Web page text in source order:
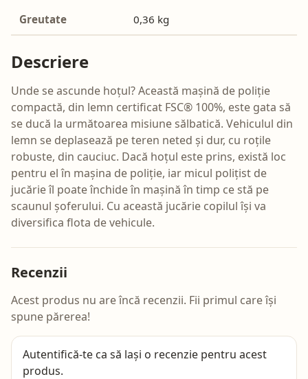
Greutate 0,36 kg
Descriere
Unde se ascunde hoțul? Această mașină de poliție
compactă, din lemn certificat FSC® 100%, este gata să
se ducă la următoarea misiune sălbatică. Vehiculul din
lemn se deplasează pe teren neted și dur, cu roțile
robuste, din cauciuc. Dacă hoțul este prins, există loc
pentru el în mașina de poliție, iar micul polițist de
jucărie îl poate închide în mașină în timp ce stă pe
scaunul șoferului. Cu această jucărie copilul își va
diversifica flota de vehicule.
Recenzii
Acest produs nu are încă recenzii. Fii primul care își
spune părerea!
Autentifică-te ca să lași o recenzie pentru acest
produs.